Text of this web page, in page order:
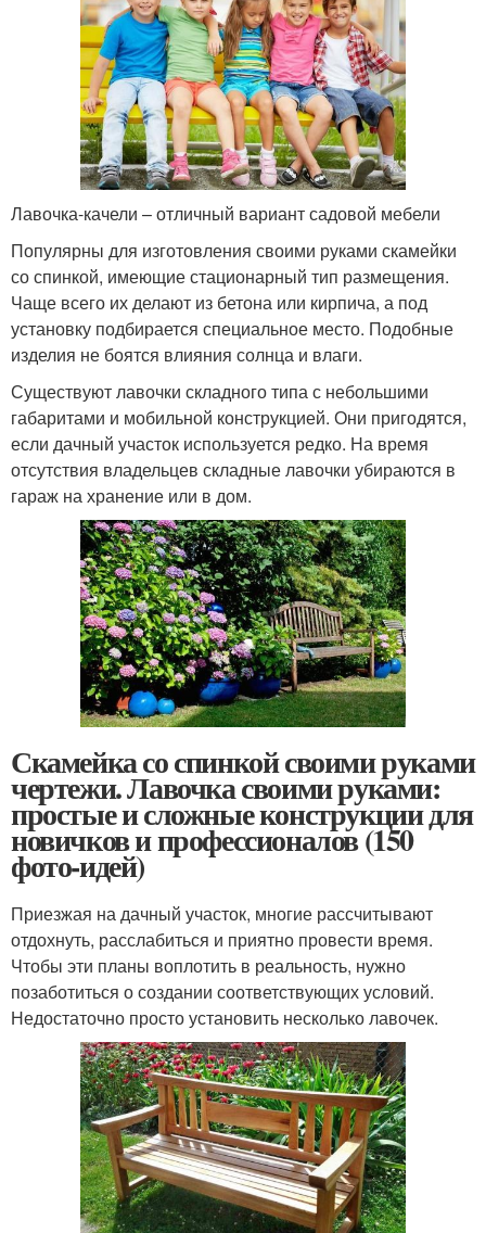
Лавочка-качели – отличный вариант садовой мебели
Популярны для изготовления своими руками скамейки
со спинкой, имеющие стационарный тип размещения.
Чаще всего их делают из бетона или кирпича, а под
установку подбирается специальное место. Подобные
изделия не боятся влияния солнца и влаги.
Существуют лавочки складного типа с небольшими
габаритами и мобильной конструкцией. Они пригодятся,
если дачный участок используется редко. На время
отсутствия владельцев складные лавочки убираются в
гараж на хранение или в дом.
Скамейка со спинкой своими руками
чертежи. Лавочка своими руками:
простые и сложные конструкции для
новичков и профессионалов (150
фото-идей)
Приезжая на дачный участок, многие рассчитывают
отдохнуть, расслабиться и приятно провести время.
Чтобы эти планы воплотить в реальность, нужно
позаботиться о создании соответствующих условий.
Недостаточно просто установить несколько лавочек.